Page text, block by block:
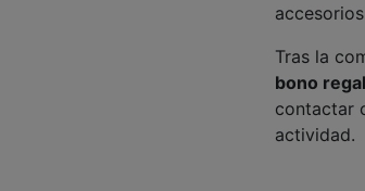
Tras la
bono
contactar
actividad.